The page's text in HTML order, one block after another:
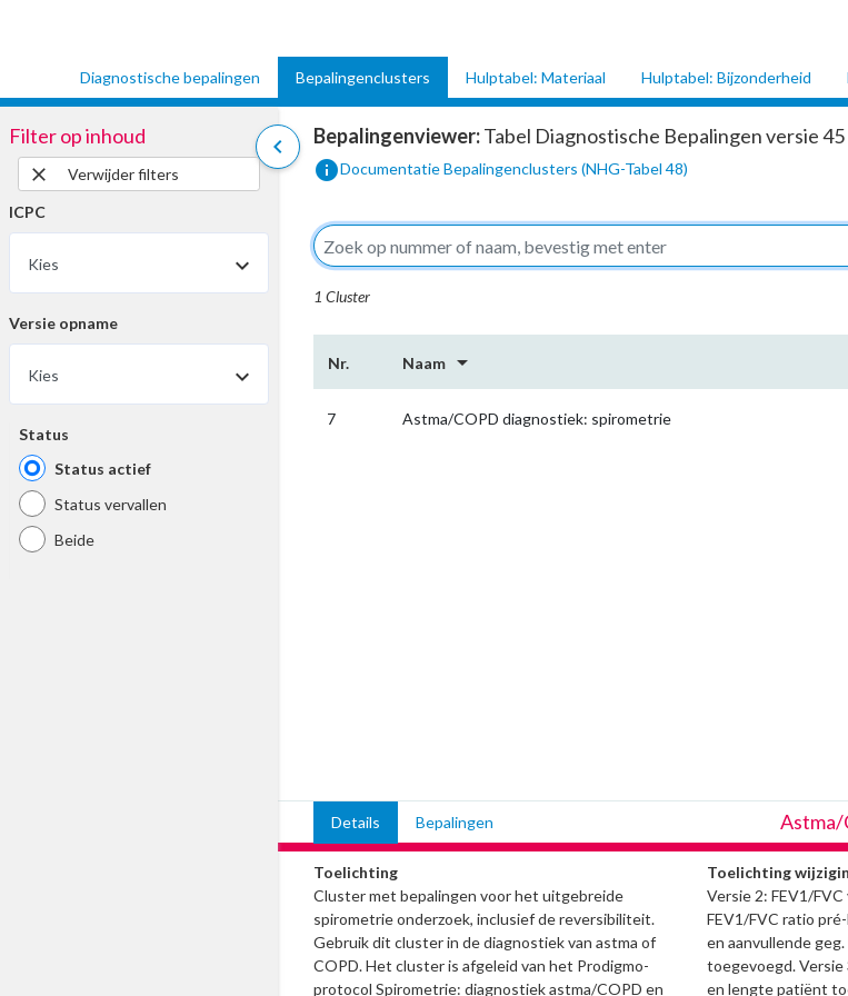
Diagnostische bepalingen Bepalingenclusters Hulptabel: Materiaal Hulptabel: Bijzonderheid
chevron_left
Filter op inhoud
close
Verwijder filters
ICPC
Kies
Versie opname
Kies
Status
Status actief
Status vervallen
Beide
Bepalingenviewer:Tabel Diagnostische Bepalingen versie
infoDocumentatie Bepalingenclusters (NHG-Tabel 48)
1 Cluster
Nr. Naam arrow_drop_down
7 Astma/COPD diagnostiek: spirometrie
Details Bepalingen Astma/
Toelichting
Cluster met bepalingen voor het uitgebreide
spirometrie onderzoek, inclusief de reversibiliteit.
Gebruik dit cluster in de diagnostiek van astma of
COPD. Het cluster is afgeleid van het Prodigmo-
protocol Spirometrie: diagnostiek astma/COPD en
Toelichting
Versie 2: FEV1/
FEV1/FVC ratio
en aanvullende
toegevoegd.
en lengte patiënt